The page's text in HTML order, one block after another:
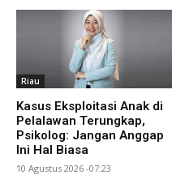
Riau
Kasus Eksploitasi Anak di
Pelalawan Terungkap,
Psikolog: Jangan Anggap
Ini Hal Biasa
10 Agustus 2026 -07:23